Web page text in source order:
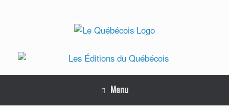
Menu